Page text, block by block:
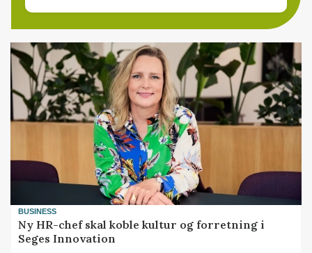
BUSINESS
Ny HR-chef skal koble kultur og forretning i
Seges Innovation